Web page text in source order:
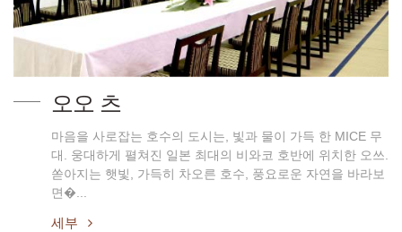
오오 츠
마음을 사로잡는 호수의 도시는, 빛과 물이 가득 한 MICE 무
대. 웅대하게 펼쳐진 일본 최대의 비와코 호반에 위치한 오쓰.
쏟아지는 햇빛, 가득히 차오른 호수, 풍요로운 자연을 바라보
면�...
세부